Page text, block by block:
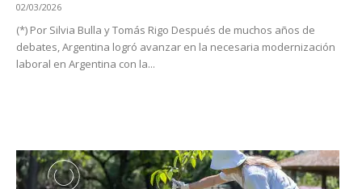
02/03/2026
(*) Por Silvia Bulla y Tomás Rigo Después de muchos años de
debates, Argentina logró avanzar en la necesaria modernización
laboral en Argentina con la...